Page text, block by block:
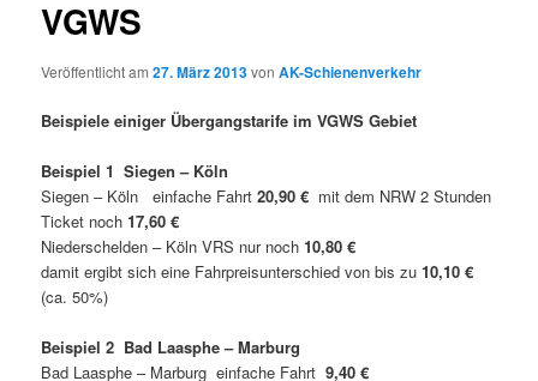
VGWS
Veröffentlicht am27. März 2013vonAK-Schienenverkehr
Beispiele einiger Übergangstarife im VGWS Gebiet
Beispiel 1 Siegen – Köln
Siegen – Köln einfache Fahrt20,90 € mit dem NRW 2 Stunden
Ticket noch 17,60 €
Niederschelden – Köln VRS nur noch 10,80 €
damit ergibt sich eine Fahrpreisunterschied von bis zu10,10 €
(ca. 50%)
Beispiel 2 Bad Laasphe – Marburg
Bad Laasphe – Marburg einfache Fahrt 9,40 €